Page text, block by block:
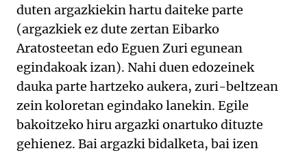
duten argazkiekin hartu daiteke parte
(argazkiek ez dute zertan Eibarko
Aratosteetan edo Eguen Zuri egunean
egindakoak izan). Nahi duen edozeinek
dauka parte hartzeko aukera, zuri-beltzean
zein koloretan egindako lanekin. Egile
bakoitzeko hiru argazki onartuko dituzte
gehienez. Bai argazki bidalketa, bai izen